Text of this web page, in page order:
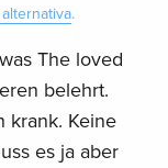
.
The loved
belehrt.
krank. Keine
es ja aber